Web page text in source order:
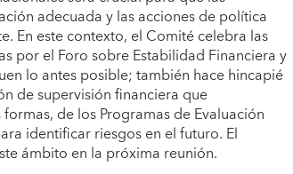
adecuada y las acciones de política
En este contexto, el Comité celebra las
por el Foro sobre Estabilidad Financiera y
lo antes posible; también hace hincapié
de supervisión financiera que
de los Programas de Evaluación
identificar riesgos en el futuro. El
ámbito en la próxima reunión.